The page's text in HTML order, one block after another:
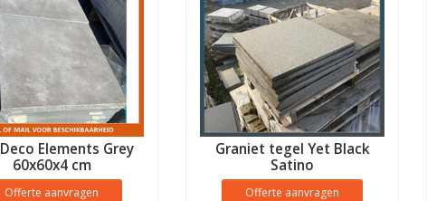
Elements Grey
60x60x4 cm
Offerte aanvragen
Graniet tegel Yet Black
Satino
Offerte aanvragen